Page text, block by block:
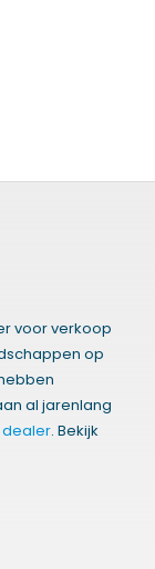
voor verkoop
op
al jarenlang
dealer. Bekijk